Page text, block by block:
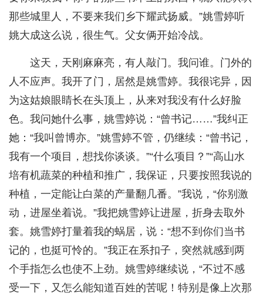
那些城里人，不要来我们乡下耀武扬威。”姚雪婷听
姚大成这么说，很生气。父女俩开始冷战。
这天，天刚麻麻亮，有人敲门。我问谁。门外的
人不应声。我开了门，居然是姚雪婷。我很诧异，因
为这姑娘眼睛长在头顶上，从来对我没有什么好脸
色。我问她什么事，姚雪婷说：“曾书记……”我纠正
她：“我叫曾博亦。”姚雪婷不管，仍继续：“曾书记，
我有一个项目，想找你谈谈。”“什么项目？”“高山水
培有机蔬菜的种植和推广，我保证，只要按照我说的
种植，一定能让白菜的产量翻几番。”我说，“你别激
动，进屋坐着说。”我把姚雪婷让进屋，折身去取外
套。姚雪婷打量着我的蜗居，说：“想不到你们当书
记的，也挺可怜的。”我正在系扣子，突然就感到两
个手指怎么也使不上劲。姚雪婷继续说，“不过不感
受一下，又怎么能知道百姓的苦呢！特别是像上次那